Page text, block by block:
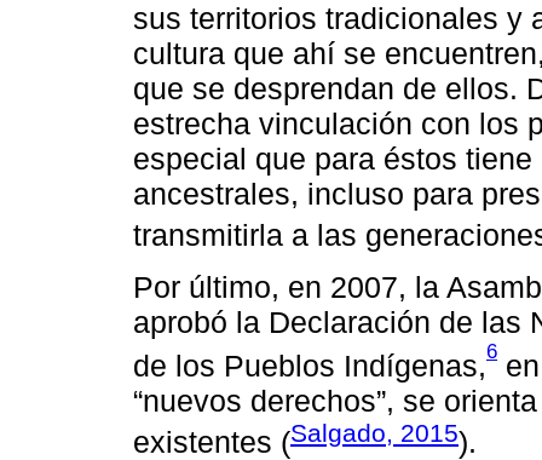
sus territorios tradicionales y
cultura que ahí se
que se desprendan de ellos.
estrecha vinculación con los
especial que para éstos
ancestrales, incluso para
transmitirla a las
Por último, en 2007, la
aprobó la Declaración de las
de los Pueblos Indígenas,6
“nuevos derechos”, se
existentes (Salgado, 2015).